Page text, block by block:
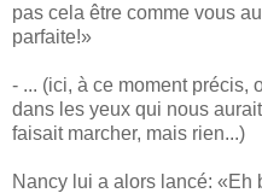
pas cela être comme vous
parfaite!»
- ... (ici, à ce moment précis,
dans les yeux qui nous
faisait marcher, mais rien...)
Nancy lui a alors lancé: «Eh